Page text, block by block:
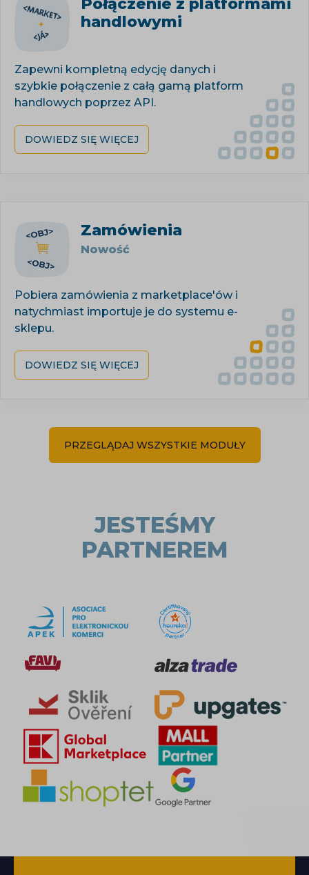
handlowymi
Zapewni kompletną edycję danych i
szybkie połączenie z całą gamą platform
handlowych poprzez API.
DOWIEDZ SIĘ WIĘCEJ
Zamówienia
Nowość
Pobiera zamówienia z marketplace'ów i
natychmiast importuje je do systemu e-
sklepu.
DOWIEDZ SIĘ WIĘCEJ
PRZEGLĄDAJ WSZYSTKIE MODUŁY
JESTEŚMY
PARTNEREM